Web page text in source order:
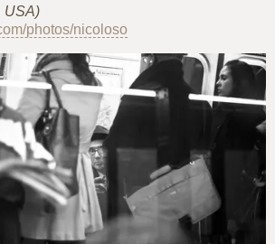
USA)
photos/nicoloso